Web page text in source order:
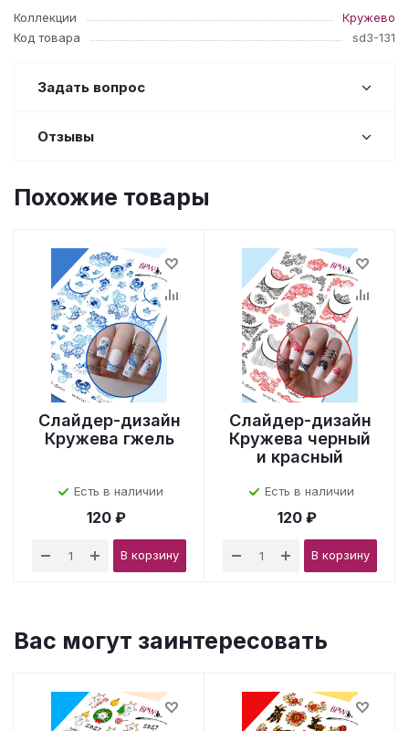
Коллекции
Кружево
Код товара
sd3-131
Задать вопрос
Отзывы
Похожие товары
Слайдер-дизайн
Кружева гжель
Есть в наличии
120 ₽
В корзину
Слайдер-дизайн
Кружева черный
и красный
Есть в наличии
120 ₽
В корзину
Вас могут заинтересовать